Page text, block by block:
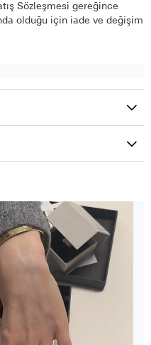
Sözleşmesi gereğince
olduğu için iade ve değişim